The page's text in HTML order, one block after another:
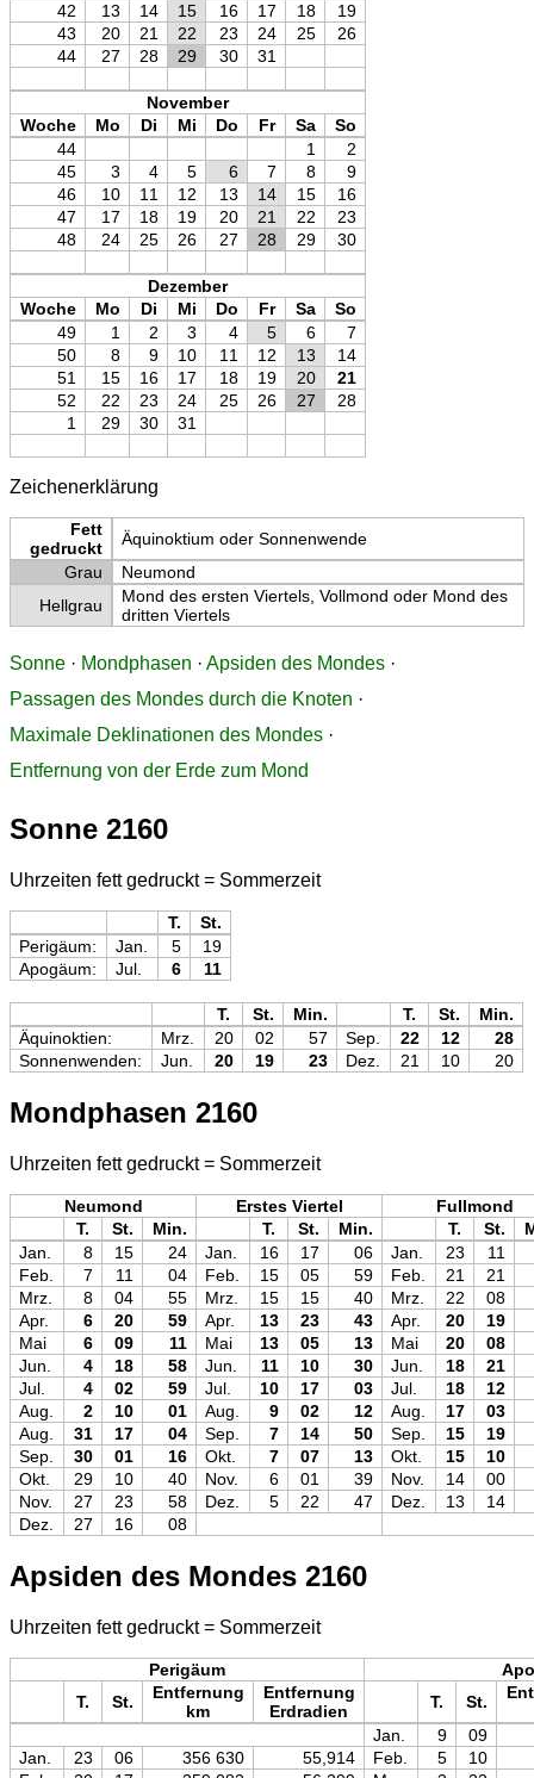
42
13 14 15 16 17 18
19
43
20 21 22 23 24 25
26
44
27 28 29 30 31
November
Woche
Mo Di Mi Do Fr Sa
So
44
1
2
45
3 4 5 6 7 8
9
46
10 11 12 13 14 15
16
47
17 18 19 20 21 22
23
48
24 25 26 27 28 29 30
Dezember
Woche
Mo Di Mi Do Fr Sa
So
49
1 2 3 4 5 6
7
50
8 9 10 11 12 13
14
51
15 16 17 18 19 20
21
52
22 23 24 25 26 27
28
1
29 30 31
Zeichenerklärung
Fett
gedruckt
Äquinoktium oder Sonnenwende
Grau
Neumond
Hellgrau
Mond des ersten Viertels, Vollmond oder Mond des
dritten Viertels
Sonne · Mondphasen · Apsiden des Mondes ·
Passagen des Mondes durch die Knoten ·
Maximale Deklinationen des Mondes ·
Entfernung von der Erde zum Mond
Sonne 2160
Uhrzeiten fett gedruckt = Sommerzeit
T.
St.
Perigäum:
Jan. 5
19
Apogäum:
Jul. 6 11
T. St. Min. T. St.
Min.
Äquinoktien:
Mrz. 20 02 57 Sep. 22 12
28
Sonnenwenden:
Jun. 20 19 23 Dez. 21 10 20
Mondphasen 2160
Uhrzeiten fett gedruckt = Sommerzeit
Neumond Erstes Viertel
Fullmond
T.
St. Min. T. St. Min. T. St.
Jan.
8 15 24 Jan. 16 17 06 Jan. 23
11
Feb.
7 11 04 Feb. 15 05 59 Feb. 21
21
Mrz.
8 04 55 Mrz. 15 15 40 Mrz. 22
08
Apr.
6 20 59 Apr. 13 23 43 Apr. 20
19
Mai
6 09 11 Mai 13 05 13 Mai 20
08
Jun.
4 18 58 Jun. 11 10 30 Jun. 18
21
Jul.
4 02 59 Jul. 10 17 03 Jul. 18
12
Aug.
2 10 01 Aug. 9 02 12 Aug. 17
03
Aug.
31 17 04 Sep. 7 14 50 Sep. 15
19
Sep.
30 01 16 Okt. 7 07 13 Okt. 15
10
Okt.
29 10 40 Nov. 6 01 39 Nov. 14
00
Nov.
27 23 58 Dez. 5 22 47 Dez. 13
14
Dez.
27 16 08
Apsiden des Mondes 2160
Uhrzeiten fett gedruckt = Sommerzeit
Perigäum
T.
St.
Entfernung
km
Entfernung
Erdradien
T. St.
Jan. 9
09
Jan.
23 06 356 630 55,914 Feb. 5
10